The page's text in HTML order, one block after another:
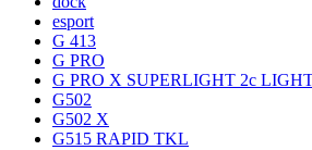
esport
G 413
G PRO
G PRO X SUPERLIGHT 2c
G502
G502 X
G515 RAPID TKL